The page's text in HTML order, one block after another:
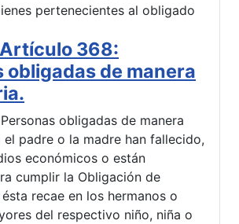
pertenecientes al obligado
Artículo 368:
obligadas de manera
obligadas de manera
el padre o la madre han fallecido,
económicos o están
cumplir la Obligación de
recae en los hermanos o
del respectivo niño, niña o